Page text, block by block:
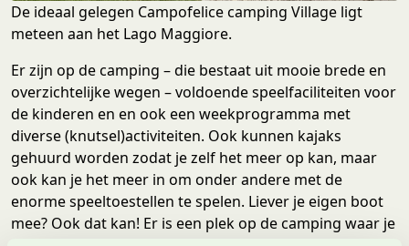
De ideaal gelegen Campofelice camping Village ligt
meteen aan het Lago Maggiore.
Er zijn op de camping – die bestaat uit mooie brede en
overzichtelijke wegen – voldoende speelfaciliteiten voor
de kinderen en en ook een weekprogramma met
diverse (knutsel)activiteiten. Ook kunnen kajaks
gehuurd worden zodat je zelf het meer op kan, maar
ook kan je het meer in om onder andere met de
enorme speeltoestellen te spelen. Liever je eigen boot
mee? Ook dat kan! Er is een plek op de camping waar je